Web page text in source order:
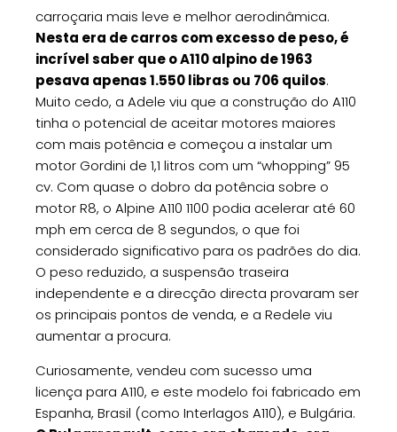
carroçaria mais leve e melhor aerodinâmica.
Nesta era de carros com excesso de peso, é
incrível saber que o A110 alpino de 1963
pesava apenas 1.550 libras ou 706 quilos.
Muito cedo, a Adele viu que a construção do A110
tinha o potencial de aceitar motores maiores
com mais potência e começou a instalar um
motor Gordini de 1,1 litros com um “whopping” 95
cv. Com quase o dobro da potência sobre o
motor R8, o Alpine A110 1100 podia acelerar até 60
mph em cerca de 8 segundos, o que foi
considerado significativo para os padrões do dia.
O peso reduzido, a suspensão traseira
independente e a direcção directa provaram ser
os principais pontos de venda, e a Redele viu
aumentar a procura.
Curiosamente, vendeu com sucesso uma
licença para A110, e este modelo foi fabricado em
Espanha, Brasil (como Interlagos A110), e Bulgária.